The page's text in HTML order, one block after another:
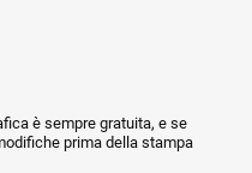
è sempre gratuita, e se
prima della stampa